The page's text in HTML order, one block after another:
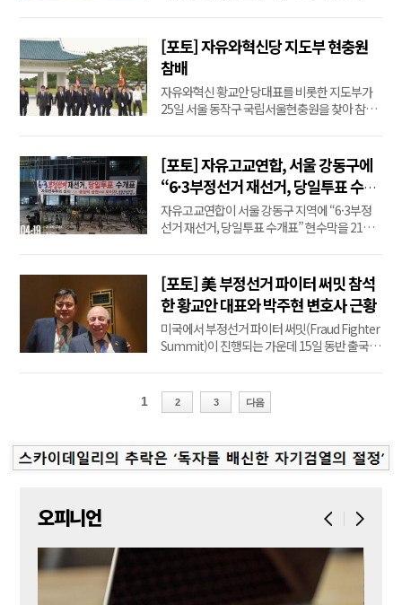
으로 모이자”는 문구와 함께 지하철 올림픽공원
역 3번 출구라는 장소가 명기돼 있다. 임요희 기
자
[포토] 자유와혁신당 지도부 현충원
참배
자유와혁신 황교안 당대표를 비롯한 지도부가
25일 서울 동작구 국립서울현충원을 찾아 참배
도부는 이승만·박정희 전 대통령의 묘역을 참배
했다. [자유와혁신]
[포토] 자유고교연합, 서울 강동구에
“6·3부정선거 재선거, 당일투표 수개
표” 현수막 설치
자유고교연합이 서울 강동구 지역에 “6·3부정
선거 재선거, 당일투표 수개표” 현수막을 21일
림픽공원역 3번 출구라는 장소가 명기돼 있다.
[포토] 美 부정선거 파이터 써밋 참석
한 황교안 대표와 박주현 변호사 근황
미국에서 부정선거 파이터 써밋(Fraud Fighter
Summit)이 진행되는 가운데 15일 동반 출국한
의 부정선거와 현재 잠실 올림픽공원에서 부정
선거와 맞서 싸우는 애국시민들의 절박한 외침
인터뷰를...
1 2 3 다음
오피니언